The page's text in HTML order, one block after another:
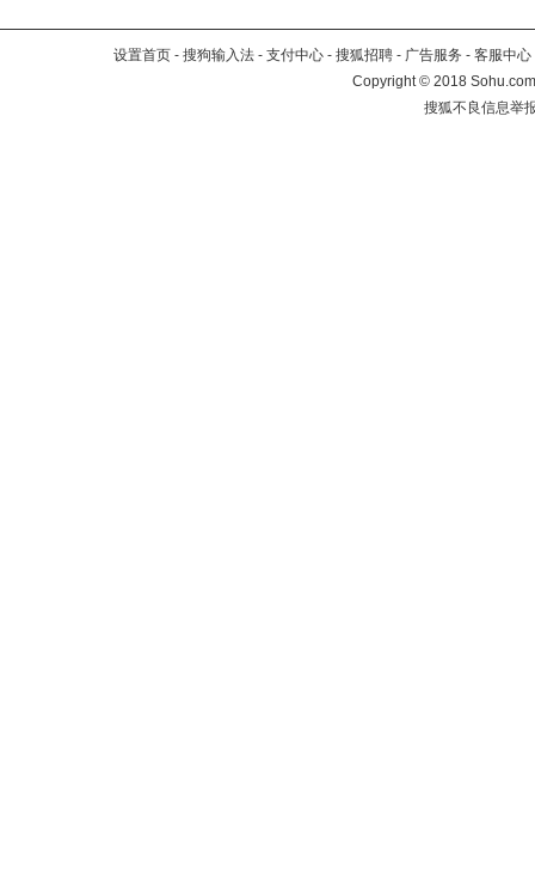
设置首页 - 搜狗输入法 - 支付中心 - 搜狐招聘 - 广告服务 - 客服中心
Copyright©2018
搜狐不良信息举